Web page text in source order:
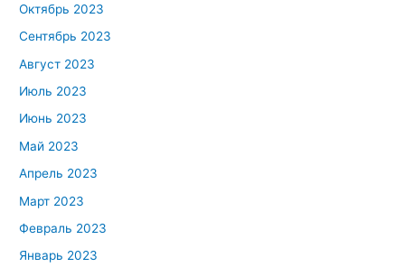
Октябрь 2023
Сентябрь 2023
Август 2023
Июль 2023
Июнь 2023
Май 2023
Апрель 2023
Март 2023
Февраль 2023
Январь 2023